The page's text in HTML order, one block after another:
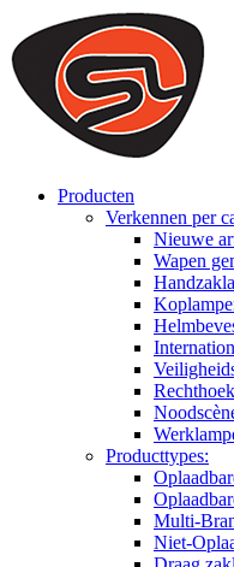
We use cookies to ensure
on our website. By
that cookies are used to help
to offer you a better
you can disable cookies, you
Producten
Verkennen per
Nieuwe
Wapen
Producttypes:
Multi-
Niet-